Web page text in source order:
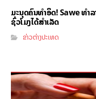
ມະນຸດຄົນທຳອິດ! Sawe ທຳລ
ຊົ່ວໂມງໄດ້ສຳເລັດ
ຂ່າວຕ່າງປະເທດ